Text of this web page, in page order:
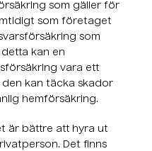
som gäller för
som företaget
som
kan en
vara ett
kan täcka skador
hemförsäkring.
är bättre att hyra ut
Det finns